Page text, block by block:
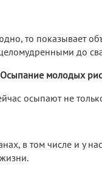
то показывает
до
Осыпание
осыпают не
в том числе и у